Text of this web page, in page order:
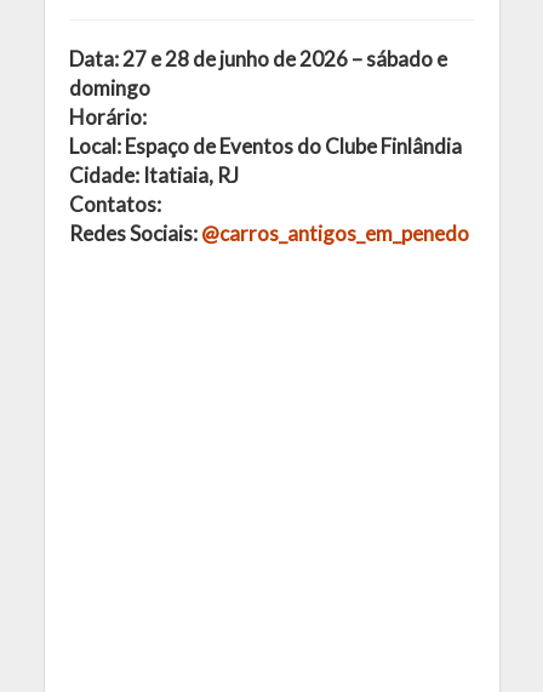
Data: 27 e 28 de junho de 2026 – sábado e
domingo
Horário:
Local: Espaço de Eventos do Clube Finlândia
Cidade: Itatiaia, RJ
Contatos:
Redes Sociais:@carros_antigos_em_penedo